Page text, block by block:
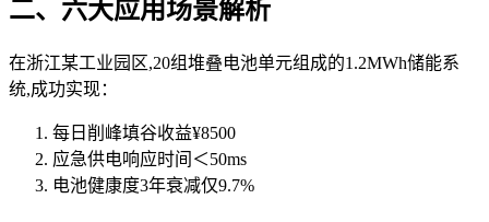
二、六大应用场景解析
在浙江某工业园区,20组堆叠电池单元组成的1.2MWh储能系
统,成功实现：
每日削峰填谷收益¥8500
应急供电响应时间＜50ms
电池健康度3年衰减仅9.7%